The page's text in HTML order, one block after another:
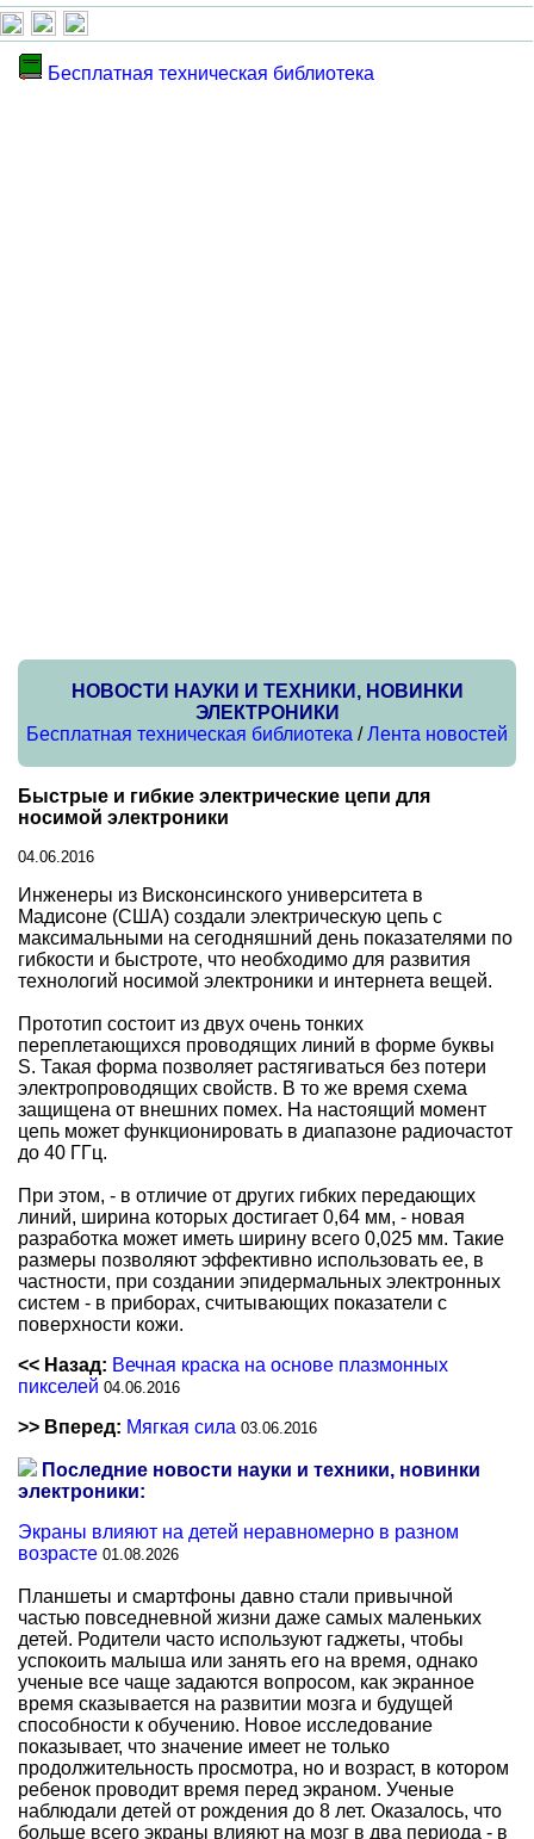
Бесплатная техническая библиотека
НОВОСТИ НАУКИ И ТЕХНИКИ, НОВИНКИ
ЭЛЕКТРОНИКИ
Бесплатная техническая библиотека /Лента новостей
Быстрые и гибкие электрические цепи для
носимой электроники
04.06.2016
Инженеры из Висконсинского университета в
Мадисоне (США) создали электрическую цепь с
максимальными на сегодняшний день показателями по
гибкости и быстроте, что необходимо для развития
технологий носимой электроники и интернета вещей.
Прототип состоит из двух очень тонких
переплетающихся проводящих линий в форме буквы
S. Такая форма позволяет растягиваться без потери
электропроводящих свойств. В то же время схема
защищена от внешних помех. На настоящий момент
цепь может функционировать в диапазоне радиочастот
до 40 ГГц.
При этом, - в отличие от других гибких передающих
линий, ширина которых достигает 0,64 мм, - новая
разработка может иметь ширину всего 0,025 мм. Такие
размеры позволяют эффективно использовать ее, в
частности, при создании эпидермальных электронных
систем - в приборах, считывающих показатели с
поверхности кожи.
<< Назад: Вечная краска на основе плазмонных
пикселей 04.06.2016
>> Вперед: Мягкая сила 03.06.2016
Последние новости науки и техники, новинки
электроники:
Экраны влияют на детей неравномерно в разном
возрасте 01.08.2026
Планшеты и смартфоны давно стали привычной
частью повседневной жизни даже самых маленьких
детей. Родители часто используют гаджеты, чтобы
успокоить малыша или занять его на время, однако
ученые все чаще задаются вопросом, как экранное
время сказывается на развитии мозга и будущей
способности к обучению. Новое исследование
показывает, что значение имеет не только
продолжительность просмотра, но и возраст, в котором
ребенок проводит время перед экраном. Ученые
наблюдали детей от рождения до 8 лет. Оказалось, что
больше всего экраны влияют на мозг в два периода - в